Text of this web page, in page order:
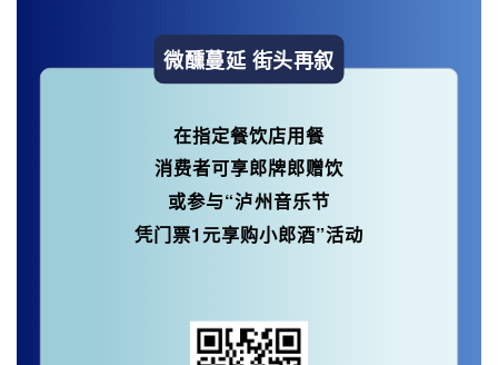
微醺蔓延 街头再叙
在指定餐饮店用餐
消费者可享郎牌郎赠饮
或参与“泸州音乐节
凭门票1元享购小郎酒”活动